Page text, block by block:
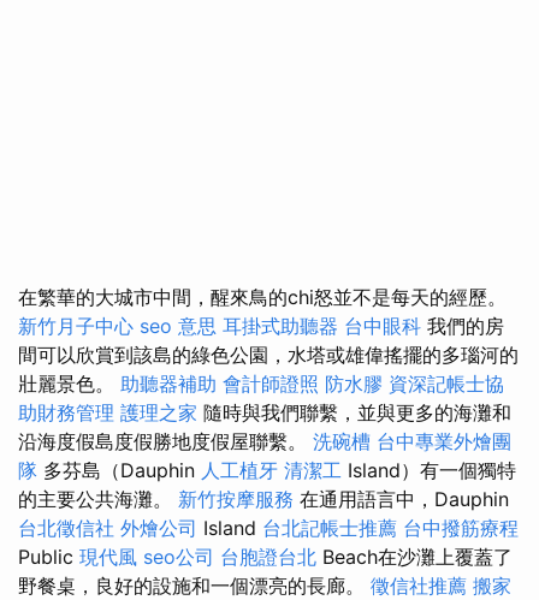
在繁華的大城市中間，醒來鳥的chi怒並不是每天的經歷。
新竹月子中心 seo 意思 耳掛式助聽器 台中眼科 我們的房
間可以欣賞到該島的綠色公園，水塔或雄偉搖擺的多瑙河的
壯麗景色。 助聽器補助 會計師證照 防水膠 資深記帳士協
助財務管理 護理之家 隨時與我們聯繫，並與更多的海灘和
沿海度假島度假勝地度假屋聯繫。 洗碗槽 台中專業外燴團
隊 多芬島（Dauphin 人工植牙 清潔工 Island）有一個獨特
的主要公共海灘。 新竹按摩服務 在通用語言中，Dauphin
台北徵信社 外燴公司 Island 台北記帳士推薦 台中撥筋療程
Public 現代風 seo公司 台胞證台北 Beach在沙灘上覆蓋了
野餐桌，良好的設施和一個漂亮的長廊。 徵信社推薦 搬家